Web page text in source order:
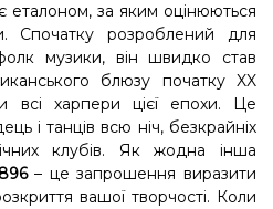
еталоном, за яким оцінюються
Спочатку розроблений для
музики, він швидко став
блюзу початку XX
всі харпери цієї епохи. Це
і танців всю ніч, безкрайніх
клубів. Як жодна інша
– це запрошення виразити
вашої творчості. Коли